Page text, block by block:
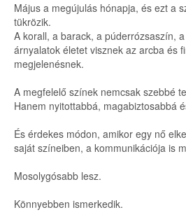
Május a megújulás hónapja, és ezt a
tükrözik.
A korall, a barack, a púderrózsaszín,
árnyalatok életet visznek az arcba és
megjelenésnek.
A megfelelő színek nemcsak szebbé
Hanem nyitottabbá, magabiztosabbá
És érdekes módon, amikor egy nő
saját színeiben, a kommunikációja is
Mosolygósabb lesz.
Könnyebben ismerkedik.